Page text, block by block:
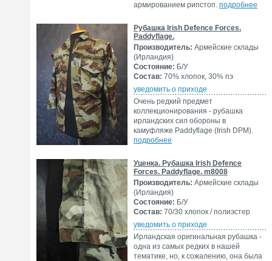
армированием рипстоп. подробнее
Рубашка Irish Defence Forces.
Paddyflage.
Производитель: Армейские склады
(Ирландия)
Состояние: Б/У
Состав: 70% хлопок, 30% пэ
уведомить о приходе
Очень редкий предмет
коллекционирования - рубашка
ирландских сил обороны в
камуфляже Paddyflage (Irish DPM).
подробнее
Уценка. Рубашка Irish Defence
Forces. Paddyflage. m8008
Производитель: Армейские склады
(Ирландия)
Состояние: Б/У
Состав: 70/30 хлопок / полиэстер
уведомить о приходе
Ирландская оригинальная рубашка -
одна из самых редких в нашей
тематике, но, к сожалению, она была